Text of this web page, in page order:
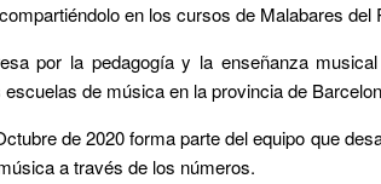
en los cursos de Malabares del
por la pedagogía y la enseñanza
escuelas de música en la provincia de
de 2020 forma parte del equipo que
a través de los números.